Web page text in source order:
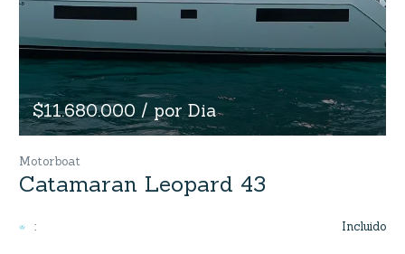
$11.680.000 / por Dia
Motorboat
Catamaran Leopard 43
: Incluido